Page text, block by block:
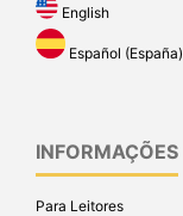
English
Español (España)
INFORMAÇÕES
Para Leitores